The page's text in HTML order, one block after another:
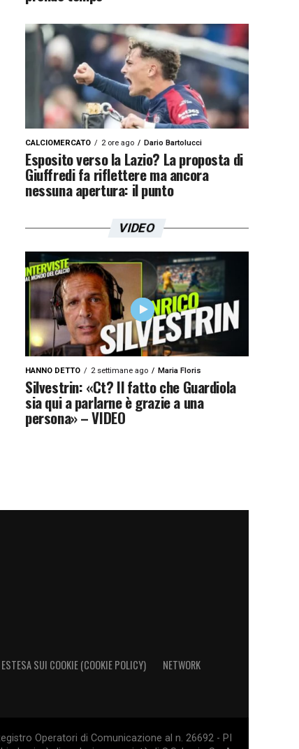
CALCIOMERCATO 2 ore ago Dario Bartolucci
Esposito verso la Lazio? La proposta di
Giuffredi fa riflettere ma ancora
nessuna apertura: il punto
VIDEO
HANNO DETTO 2 settimane ago Maria Floris
Silvestrin: «Ct? Il fatto che Guardiola
sia qui a parlarne è grazie a una
persona» – VIDEO
SUI COOKIE (COOKIE POLICY) NETWORK
Operatori di Comunicazione al n. 26692 - PI